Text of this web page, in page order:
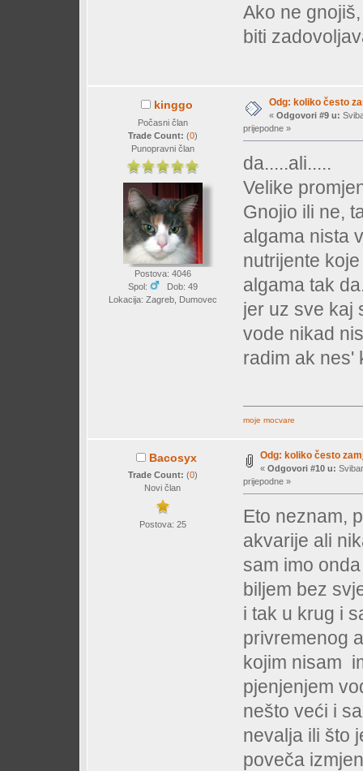
Ako ne
biti
kinggo
Počasni član
Trade Count: (0)
Punopravni član
Postova: 4046
Spol:
Dob: 49
Lokacija: Zagreb, Dumovec
Odg: koliko često
« Odgovori #9 u:
prijepodne »
da.....ali.....
Velike
Gnojio ili ne,
algama nista
nutrijente
algama tak
jer uz sve kaj
vode nikad
radim ak nes'
moje mocvare
Bacosyx
Trade Count: (0)
Novi član
Postova: 25
Odg: koliko često
« Odgovori #10 u:
prijepodne »
Eto neznam,
akvarije ali
sam imo
biljem bez
i tak u krug i
privremenog
kojim nisam
pjenjenjem
nešto veći i
nevalja ili što
poveča